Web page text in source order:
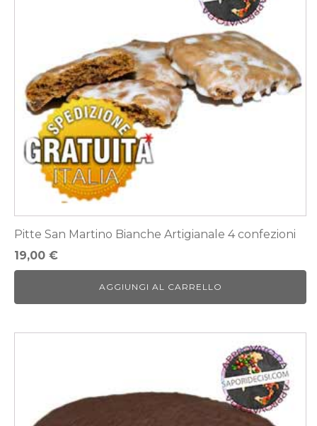
Pitte San Martino Bianche Artigianale 4 confezioni
19,00 €
AGGIUNGI AL CARRELLO